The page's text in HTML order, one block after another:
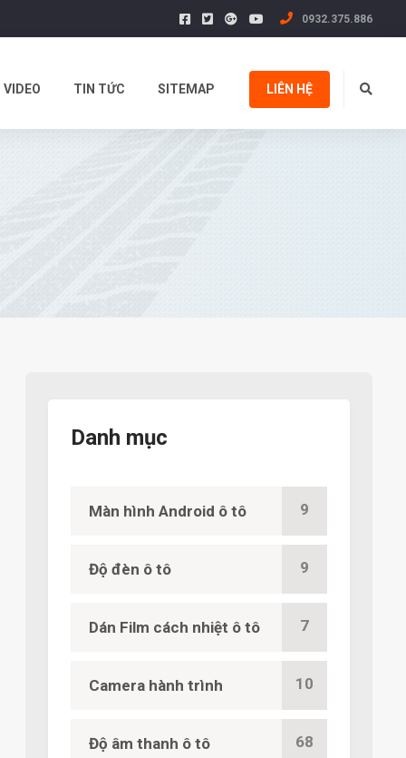
0932.375.886
VIDEO TIN TỨC SITEMAP LIÊN HỆ
Danh mục
Màn hình Android ô tô 9
Độ đèn ô tô 9
Dán Film cách nhiệt ô tô 7
Camera hành trình 10
Độ âm thanh ô tô 68